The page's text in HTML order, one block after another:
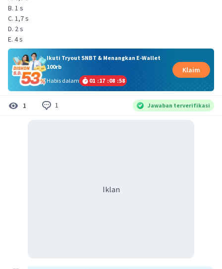
B. 1 s
C. 1,7 s
D. 2 s
E. 4 s
Ikuti Tryout SNBT & Menangkan E-Wallet
100rb
Habis dalam
01 :17 :08 :58
Klaim
1 1 Jawaban terverifikasi
Iklan